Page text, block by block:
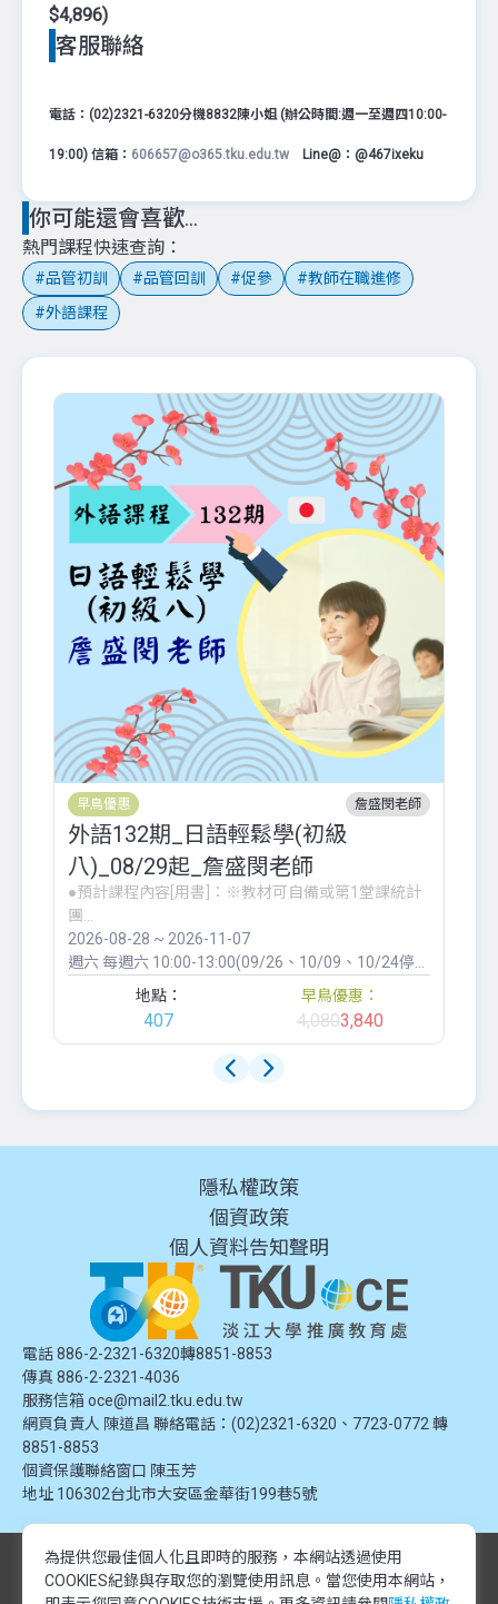
$4,896)
客服聯絡
電話：(02)2321-6320分機8832陳小姐 (辦公時間:週一至週四10:00-
19:00) 信箱： 606657@o365.tku.edu.tw Line@：@467ixeku
你可能還會喜歡...
熱門課程快速查詢
品管初訓 品管回訓 促參
教師在職進修
外語課程
早鳥優惠 詹盛閔老師
外語132期_日語輕鬆學(初級
八)_08/29起_詹盛閔老師
●預計課程內容[用書]：※教材可自備或第1堂課統計
團...
2026-08-28 ~ 2026-11-07
週六每週六 10:00-13:00(09/26、10/09、10/24停課)
地點：
407
早鳥優惠：
4,0803,840
隱私權政策
個資政策
個人資料告知聲明
電話 886-2-2321-6320轉8851-8853
傳真 886-2-2321-4036
服務信箱 oce@mail2.tku.edu.tw
網頁負責人 陳道昌 聯絡電話：(02)2321-6320、7723-0772 轉
8851-8853
個資保護聯絡窗口 陳玉芳
地址 106302台北市大安區金華街199巷5號
© 2024 淡江大學推廣教育處. 版權所有。本網站內容由淡江大學推廣教育處
提供，未經授權禁止轉載或引用。所有課程資訊、圖片及資料皆屬本單位所
有，僅供學習交流使用。
為提供您最佳個人化且即時的服務，本網站透過使用
COOKIES紀錄與存取您的瀏覽使用訊息。 當您使用本網站，